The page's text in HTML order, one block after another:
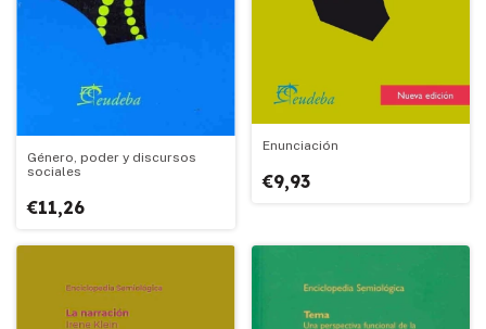
Género, poder y discursos
sociales
€11,26
Enunciación
€9,93